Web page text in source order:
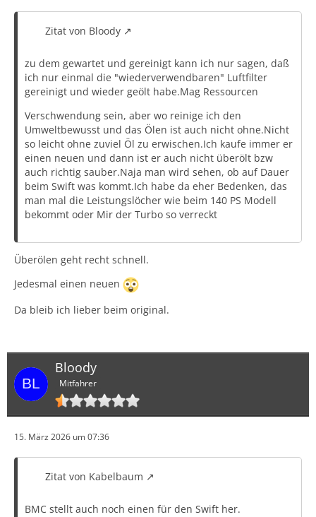
Zitat von Bloody
zu dem gewartet und gereinigt kann ich nur sagen, daß
ich nur einmal die "wiederverwendbaren" Luftfilter
gereinigt und wieder geölt habe.Mag Ressourcen
Verschwendung sein, aber wo reinige ich den
Umweltbewusst und das Ölen ist auch nicht ohne.Nicht
so leicht ohne zuviel Öl zu erwischen.Ich kaufe immer er
einen neuen und dann ist er auch nicht überölt bzw
auch richtig sauber.Naja man wird sehen, ob auf Dauer
beim Swift was kommt.Ich habe da eher Bedenken, das
man mal die Leistungslöcher wie beim 140 PS Modell
bekommt oder Mir der Turbo so verreckt
Überölen geht recht schnell.
Jedesmal einen neuen
Da bleib ich lieber beim original.
Bloody
Mitfahrer
15. März 2026 um 07:36
Zitat von Kabelbaum
BMC stellt auch noch einen für den Swift her.